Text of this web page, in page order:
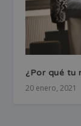
¿Por qué tu
20 enero, 2021